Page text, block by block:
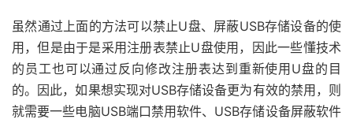
虽然通过上面的方法可以禁止U盘、屏蔽USB存储设备的使
用，但是由于是采用注册表禁止U盘使用，因此一些懂技术
的员工也可以通过反向修改注册表达到重新使用U盘的目
的。因此，如果想实现对USB存储设备更为有效的禁用，则
就需要一些电脑USB端口禁用软件、USB存储设备屏蔽软件